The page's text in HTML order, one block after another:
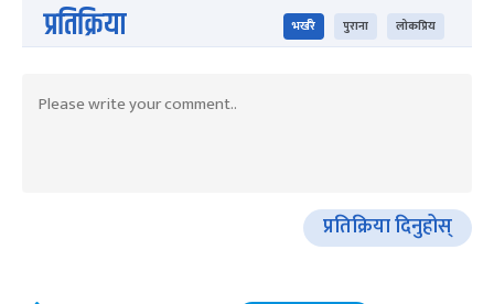
प्रतिक्रिया भर्खरै पुराना लोकप्रिय
प्रतिक्रिया दिनुहोस्